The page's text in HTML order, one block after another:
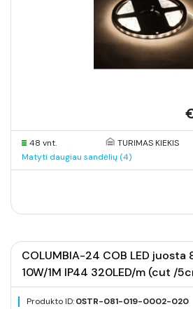
48 vnt.
TURIMAS KIEKIS
Matyti daugiau sandėlių (4)
COLUMBIA-24 COB LED
10W/1M IP44 320LED/m (cut /
Produkto ID:0STR-081-019-0002-020